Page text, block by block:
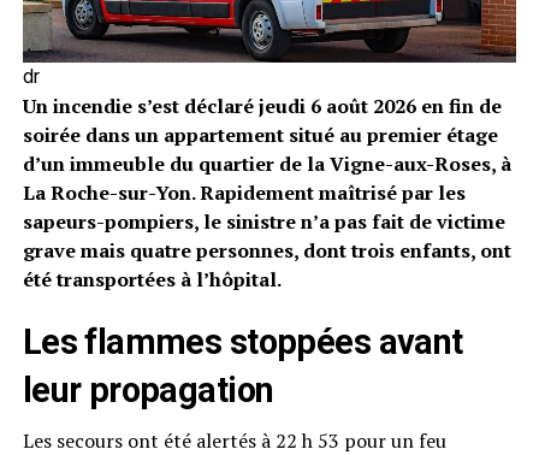
dr
Un incendie s’est déclaré jeudi 6 août 2026 en fin de
soirée dans un appartement situé au premier étage
d’un immeuble du quartier de la Vigne-aux-Roses, à
La Roche-sur-Yon. Rapidement maîtrisé par les
sapeurs-pompiers, le sinistre n’a pas fait de victime
grave mais quatre personnes, dont trois enfants, ont
été transportées à l’hôpital.
Les flammes stoppées avant
leur propagation
Les secours ont été alertés à 22 h 53 pour un feu